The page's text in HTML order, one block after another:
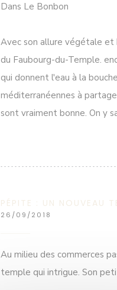
Dans Le Bonbon
Avec son allure végétale et
du Faubourg-du-Temple.
qui donnent l'eau à la
méditerranéennes à
sont vraiment bonne. On y
PÉPITE : UN NOUVEAU
26/09/2018
Au milieu des commerces
temple qui intrigue. Son